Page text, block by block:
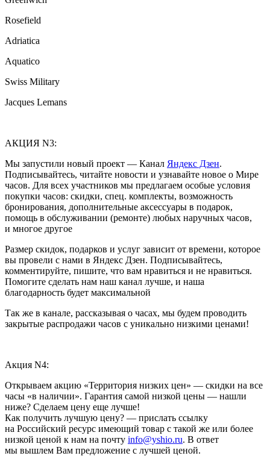
Rosefield
Adriatica
Aquatico
Swiss Military
Jacques Lemans
АКЦИЯ N3:
Мы запустили новый проект — Канал Яндекс Дзен.
Подписывайтесь, читайте новости и узнавайте новое о Мире
часов. Для всех участников мы предлагаем особые условия
покупки часов: скидки, спец. комплекты, возможность
бронирования, дополнительные аксессуары в подарок,
помощь в обслуживании (ремонте) любых наручных часов,
и многое другое
Размер скидок, подарков и услуг зависит от времени, которое
вы провели с нами в Яндекс Дзен. Подписывайтесь,
комментируйте, пишите, что вам нравиться и не нравиться.
Помогите сделать нам наш канал лучше, и наша
благодарность будет максимальной
Так же в канале, рассказывая о часах, мы будем проводить
закрытые распродажи часов с уникально низкими ценами!
Акция N4:
Открываем акцию «Территория низких цен» — скидки на все
часы «в наличии». Гарантия самой низкой цены — нашли
ниже? Сделаем цену еще лучше!
Как получить лучшую цену? — прислать ссылку
на Российский ресурс имеющий товар с такой же или более
низкой ценой к нам на почту info@yshio.ru. В ответ
мы вышлем Вам предложение с лучшей ценой.